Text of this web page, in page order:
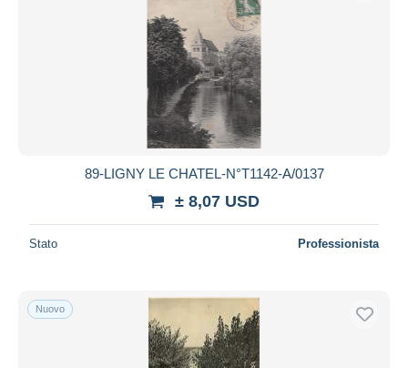
89-LIGNY LE CHATEL-N°T1142-A/0137
± 8,07 USD
Stato Professionista
Nuovo